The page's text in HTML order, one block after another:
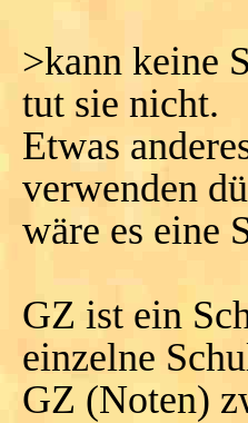
>kann keine
tut sie nicht.
Etwas
verwenden
wäre es eine
GZ ist ein
einzelne
GZ (Noten)